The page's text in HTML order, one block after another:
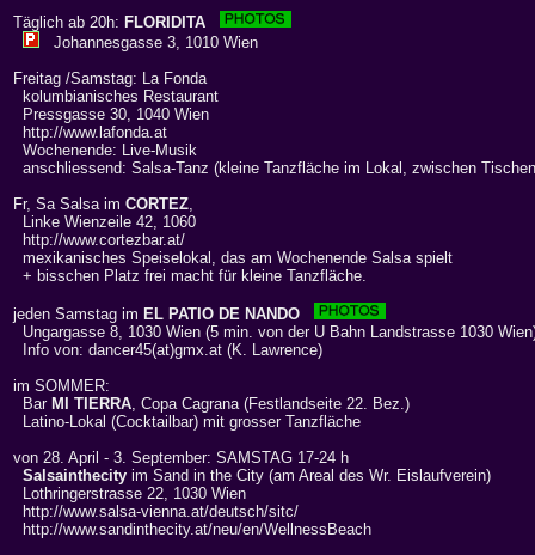
Täglich ab 20h: FLORIDITA
Johannesgasse 3, 1010 Wien
Freitag /Samstag: La Fonda
kolumbianisches Restaurant
Pressgasse 30, 1040 Wien
http://www.lafonda.at
Wochenende: Live-Musik
anschliessend: Salsa-Tanz (kleine Tanzfläche im Lokal, zwischen
Fr, Sa Salsa im CORTEZ,
Linke Wienzeile 42, 1060
http://www.cortezbar.at/
mexikanisches Speiselokal, das am Wochenende Salsa spielt
+ bisschen Platz frei macht für kleine Tanzfläche.
jeden Samstag im EL PATIO DE NANDO
Ungargasse 8, 1030 Wien (5 min. von der U Bahn Landstrasse 1030
Info von: dancer45(at)gmx.at (K. Lawrence)
im SOMMER:
Bar MI TIERRA, Copa Cagrana (Festlandseite 22. Bez.)
Latino-Lokal (Cocktailbar) mit grosser Tanzfläche
von 28. April - 3. September: SAMSTAG 17-24 h
Salsainthecity im Sand in the City (am Areal des Wr. Eislaufverein)
Lothringerstrasse 22, 1030 Wien
http://www.salsa-vienna.at/deutsch/sitc/
http://www.sandinthecity.at/neu/en/WellnessBeach